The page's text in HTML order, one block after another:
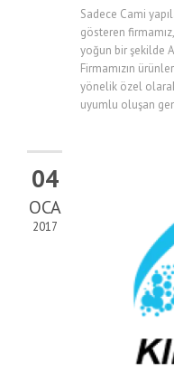
Sadece Cami
gösteren
yoğun bir şekilde
Firmamızın
yönelik özel
uyumlu oluşan
04
OCA
2017